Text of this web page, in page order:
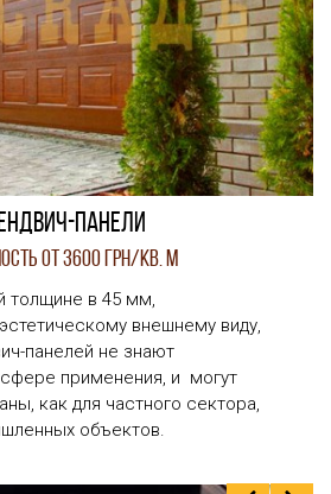
панели
от 3600 грн/кв. м
толщине в 45 мм,
внешнему виду,
панелей не знают
применения, и могут
как для частного сектора,
объектов.